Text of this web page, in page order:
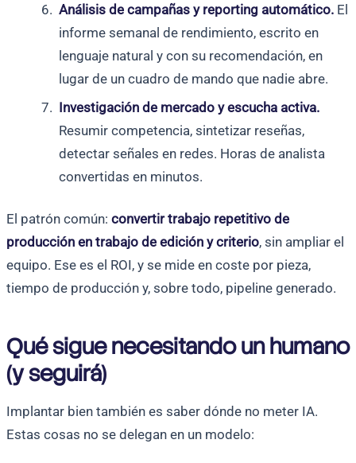
Análisis de campañas y reporting automático. El
informe semanal de rendimiento, escrito en
lenguaje natural y con su recomendación, en
lugar de un cuadro de mando que nadie abre.
Investigación de mercado y escucha activa.
Resumir competencia, sintetizar reseñas,
detectar señales en redes. Horas de analista
convertidas en minutos.
El patrón común: convertir trabajo repetitivo de
producción en trabajo de edición y criterio, sin ampliar el
equipo. Ese es el ROI, y se mide en coste por pieza,
tiempo de producción y, sobre todo, pipeline generado.
Qué sigue necesitando un humano
(y seguirá)
Implantar bien también es saber dónde no meter IA.
Estas cosas no se delegan en un modelo: